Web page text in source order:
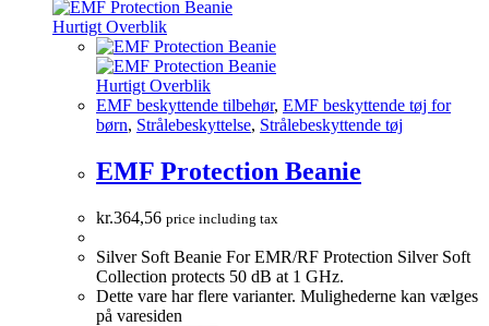
Hurtigt Overblik
Hurtigt Overblik
EMF beskyttende tilbehør, EMF beskyttende tøj for
børn, Strålebeskyttelse, Strålebeskyttende tøj
EMF Protection Beanie
kr.364,56 price including tax
Silver Soft Beanie For EMR/RF Protection Silver Soft
Collection protects 50 dB at 1 GHz.
Dette vare har flere varianter. Mulighederne kan vælges
på varesiden